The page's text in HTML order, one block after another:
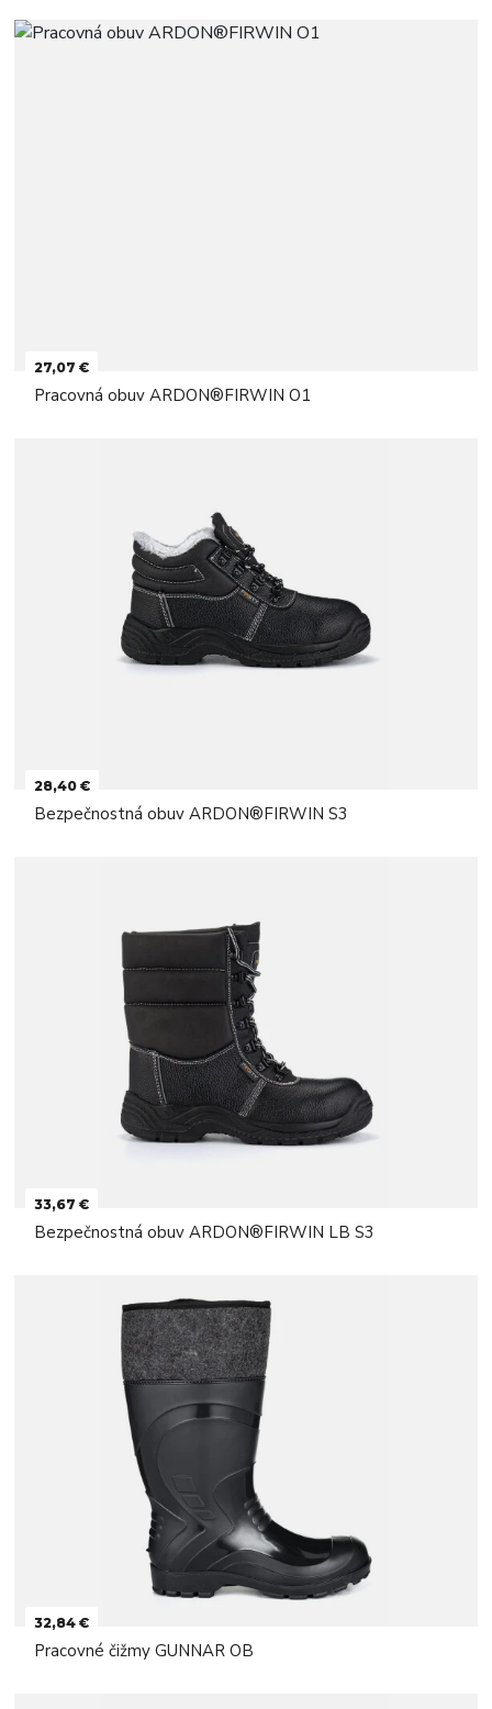
27,07 €
Pracovná obuv ARDON®FIRWIN O1
28,40 €
Bezpečnostná obuv ARDON®FIRWIN S3
33,67 €
Bezpečnostná obuv ARDON®FIRWIN LB S3
32,84 €
Pracovné čižmy GUNNAR OB